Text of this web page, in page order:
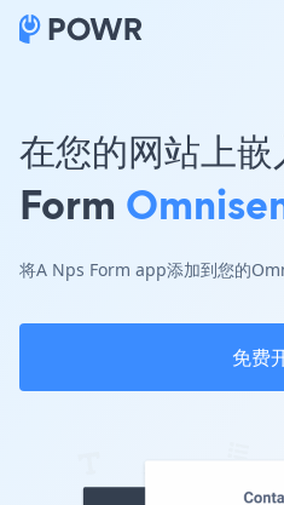
在您的网站上
Form
将A Nps Form app添加到您的
免费